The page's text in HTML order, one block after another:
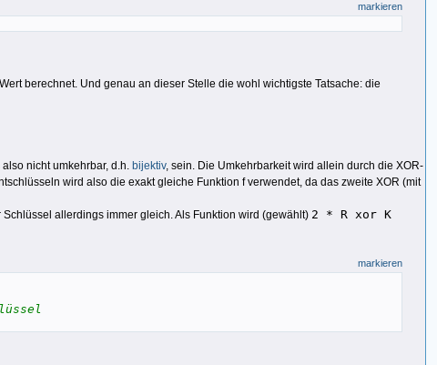
markieren
berechnet. Und genau an dieser Stelle die wohl wichtigste Tatsache: die
nicht umkehrbar, d.h. bijektiv, sein. Die Umkehrbarkeit wird allein durch die XOR-
wird also die exakt gleiche Funktion f verwendet, da das zweite XOR (mit
allerdings immer gleich. Als Funktion wird (gewählt) 2 * R xor K
markieren